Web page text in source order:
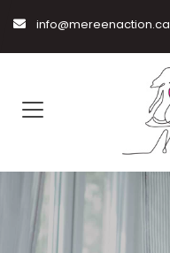
info@mereenaction.ca